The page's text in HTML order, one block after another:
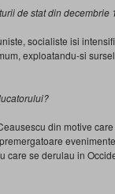
de stat din decembrie
socialiste isi
exploatandu-si
din motive
se derulau in